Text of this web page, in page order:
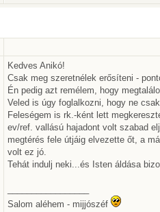
Kedves Anikó!
Csak meg szeretnélek erősíteni -
Én pedig azt remélem, hogy
Veled is úgy foglalkozni, hogy ne
Feleségem is rk.-ként lett
ev/ref. vallású hajadont volt szabad
megtérés fele útjáig elvezette őt, a
volt ez jó.
Tehát indulj neki...és Isten áldása
Salom aléhem - mijjószéf